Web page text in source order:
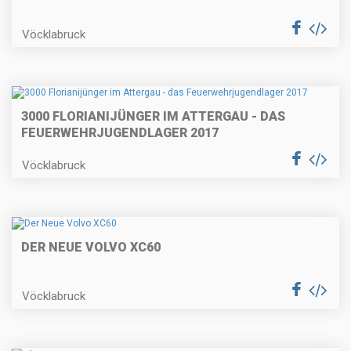
Vöcklabruck
3000 FLORIANIJÜNGER IM ATTERGAU - DAS
FEUERWEHRJUGENDLAGER 2017
Vöcklabruck
DER NEUE VOLVO XC60
Vöcklabruck